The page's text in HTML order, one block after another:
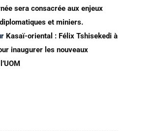
sera consacrée aux enjeux
et miniers.
Kasaï-oriental : Félix Tshisekedi à
inaugurer les nouveaux